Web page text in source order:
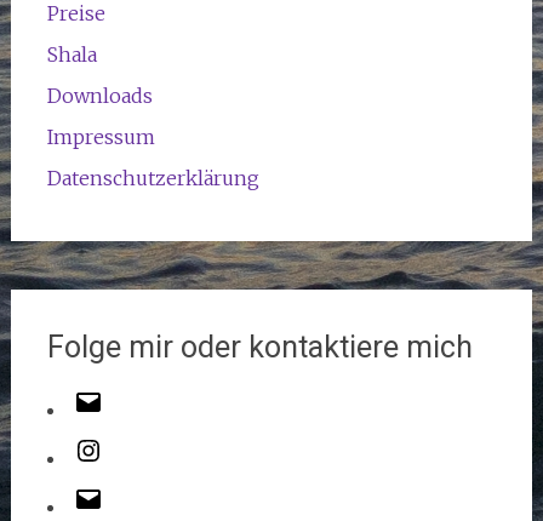
Preise
Shala
Downloads
Impressum
Datenschutzerklärung
Folge mir oder kontaktiere mich